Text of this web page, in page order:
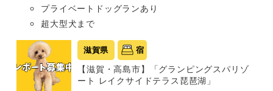
プライベートドッグランあり
超大型犬まで
滋賀県 宿
【滋賀・高島市】「グランピングスパリゾ
ート レイクサイドテラス琵琶湖」